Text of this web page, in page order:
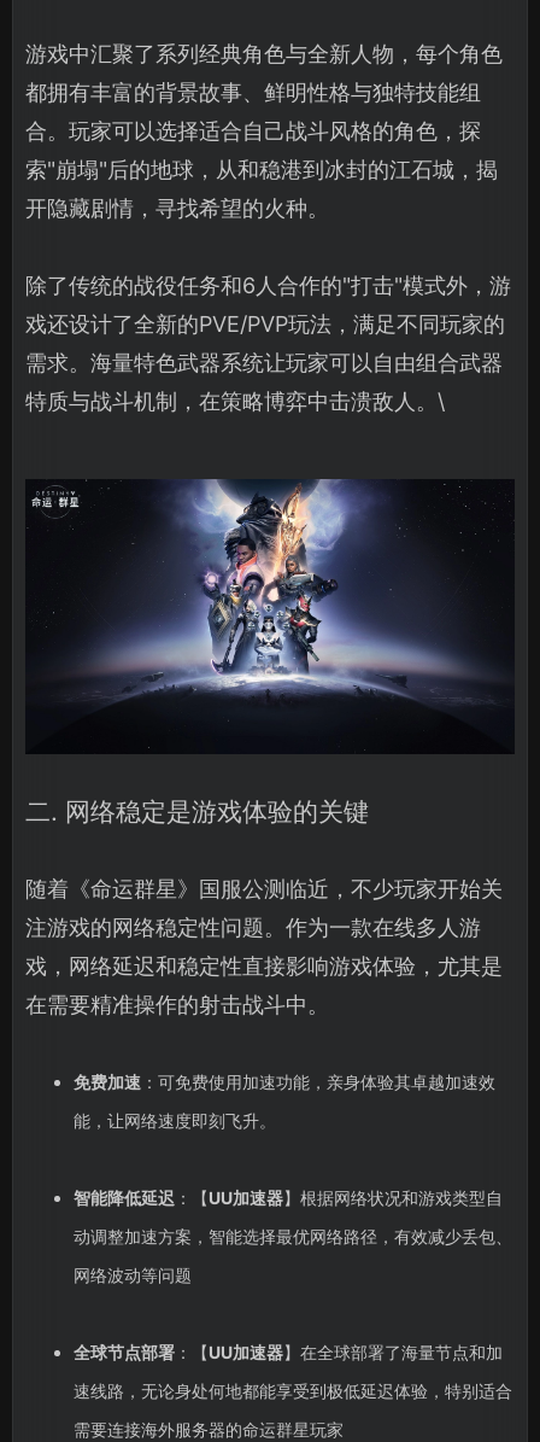
游戏中汇聚了系列经典角色与全新人物，每个角色
都拥有丰富的背景故事、鲜明性格与独特技能组
合。玩家可以选择适合自己战斗风格的角色，探
索"崩塌"后的地球，从和稳港到冰封的江石城，揭
开隐藏剧情，寻找希望的火种。
除了传统的战役任务和6人合作的"打击"模式外，游
戏还设计了全新的PVE/PVP玩法，满足不同玩家的
需求。海量特色武器系统让玩家可以自由组合武器
特质与战斗机制，在策略博弈中击溃敌人。\
二. 网络稳定是游戏体验的关键
随着《命运群星》国服公测临近，不少玩家开始关
注游戏的网络稳定性问题。作为一款在线多人游
戏，网络延迟和稳定性直接影响游戏体验，尤其是
在需要精准操作的射击战斗中。
免费加速：可免费使用加速功能，亲身体验其卓越加速效
能，让网络速度即刻飞升。
智能降低延迟 ：【UU加速器】根据网络状况和游戏类型自
动调整加速方案，智能选择最优网络路径，有效减少丢包、
网络波动等问题
全球节点部署：【UU加速器】在全球部署了海量节点和加
速线路，无论身处何地都能享受到极低延迟体验，特别适合
需要连接海外服务器的命运群星玩家